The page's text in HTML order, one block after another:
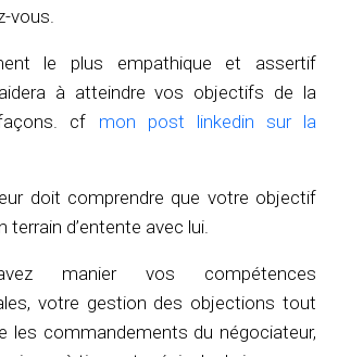
vous.
le plus empathique et assertif
à atteindre vos objectifs de la
cf mon post linkedin sur la
doit comprendre que votre objectif
terrain d’entente avec lui.
manier vos compétences
votre gestion des objections tout
les commandements du négociateur,